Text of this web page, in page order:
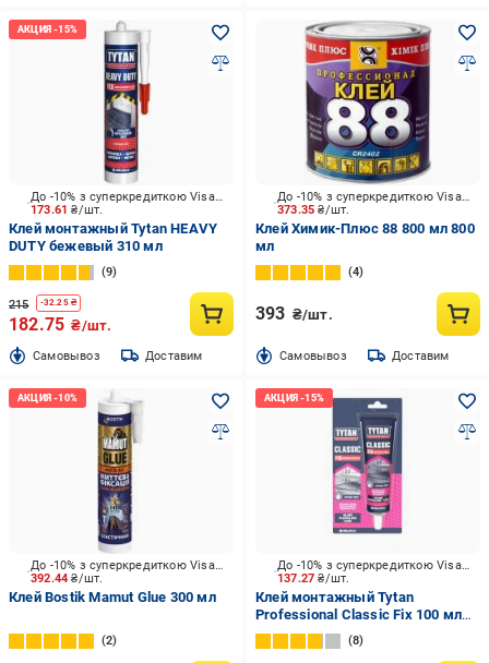
173.61₴/шт.
До -10% з суперкредиткою Visa Вигода
Клей монтажный Tytan HEAVY
DUTY бежевый 310 мл
9
215 -32.25₴
182.75 ₴/шт.
Cамовывоз Доставим
373.35₴/шт.
До -10% з суперкредиткою Visa Вигода
Клей Химик-Плюс 88 800 мл 800
мл
4
393 ₴/шт.
Cамовывоз Доставим
392.44₴/шт.
До -10% з суперкредиткою Visa Вигода
Клей Bostik Mamut Glue 300 мл
2
137.27₴/шт.
До -10% з суперкредиткою Visa Вигода
Клей монтажный Tytan
Professional Classic Fix 100 мл
прозрачный
8